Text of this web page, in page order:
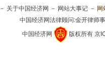
－ 关于中国经济网 － 网站大事记 － 网
中国经济网法律顾问:金开律师
中国经济网 版权所有 京